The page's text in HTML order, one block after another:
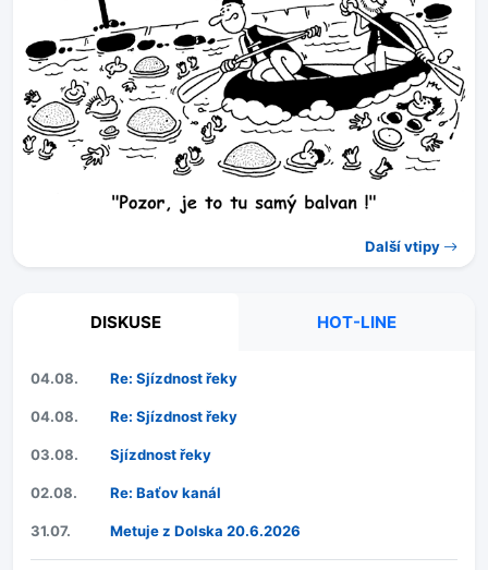
Další vtipy
DISKUSE HOT-LINE
04.08. Re: Sjízdnost řeky
04.08. Re: Sjízdnost řeky
03.08. Sjízdnost řeky
02.08. Re: Baťov kanál
31.07. Metuje z Dolska 20.6.2026